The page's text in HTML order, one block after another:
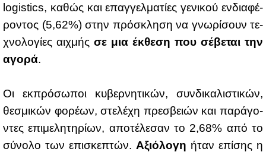
logistics, κα­θώς και επαγ­γελ­μα­τί­ες γε­νι­κού εν­δια­φέ­
ρο­ντος (5,62%) στην πρό­σκλη­ση να γνω­ρί­σουν τε­
χνο­λο­γί­ες αιχ­μής σε μια έκ­θε­ση που σέ­βε­ται την
αγο­ρά.
Οι εκ­πρό­σω­ποι κυ­βερ­νη­τι­κών, συν­δι­κα­λι­στι­κών,
θε­σμι­κών φο­ρέ­ων, στε­λέ­χη πρε­σβειών και πα­ρά­γο­
ντες επι­με­λη­τη­ρί­ων, απο­τέ­λε­σαν το 2,68% από το
σύ­νο­λο των επι­σκε­πτών. Αξιό­λο­γη ήταν επί­σης η